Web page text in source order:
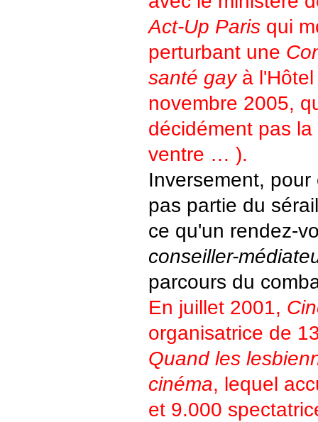
Act-Up Parisqui
perturbant une
santé gayà l'Hôtel
novembre 2005,
décidément pas
ventre … ).
Inversement,
pas partie du
ce qu'un rendez-
conseiller-
parcours du
En juillet 2001,
organisatrice de
Quand les
cinéma, lequel
et 9.000